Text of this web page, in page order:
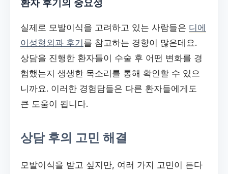
환자 후기의 중요성
실제로 모발이식을 고려하고 있는 사람들은 디에
이성형외과 후기 를 참고하는 경향이 많은데요.
상담을 진행한 환자들이 수술 후 어떤 변화를 경
험했는지 생생한 목소리를 통해 확인할 수 있으
니까요. 이러한 경험담들은 다른 환자들에게도
큰 도움이 됩니다.
상담 후의 고민 해결
모발이식을 받고 싶지만, 여러 가지 고민이 든다